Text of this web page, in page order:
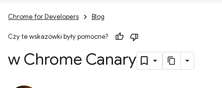
Chrome for Developers Blog
Czy te wskazówki były pomocne?
w Chrome Canary